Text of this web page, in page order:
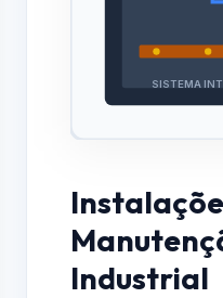
Industrial
SISTEMA